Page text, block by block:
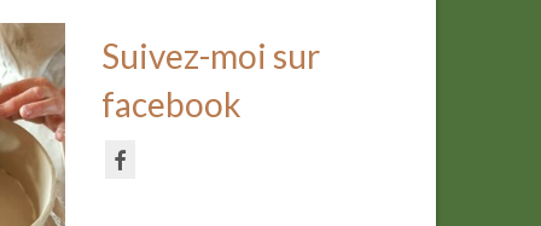
Suivez-moi sur
facebook